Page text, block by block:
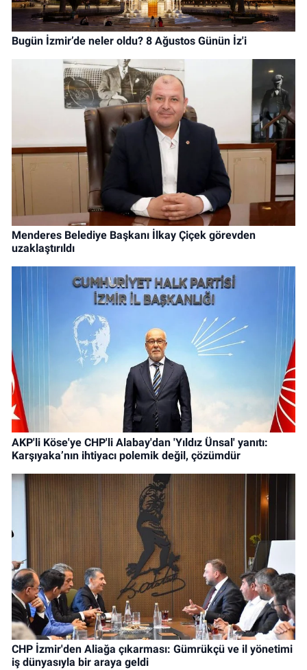
Bugün İzmir’de neler oldu? 8 Ağustos Günün İz'i
Menderes Belediye Başkanı İlkay Çiçek görevden
uzaklaştırıldı
AKP'li Köse'ye CHP'li Alabay'dan 'Yıldız Ünsal' yanıtı:
Karşıyaka’nın ihtiyacı polemik değil, çözümdür
CHP İzmir'den Aliağa çıkarması: Gümrükçü ve il yönetimi
iş dünyasıyla bir araya geldi